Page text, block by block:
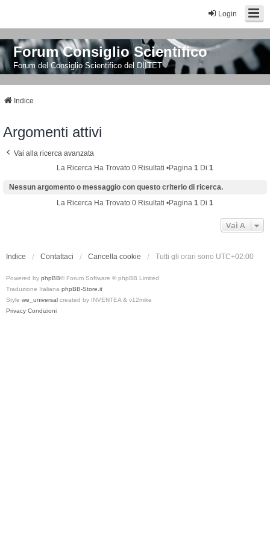
Login
Forum Consiglio Scientifico
Forum del Consiglio Scientifico del DIITET
Indice
Argomenti attivi
Vai alla ricerca avanzata
La Ricerca Ha Trovato 0 Risultati •Pagina 1 Di 1
Nessun argomento o messaggio con questo criterio di ricerca.
La Ricerca Ha Trovato 0 Risultati •Pagina 1 Di 1
Vai A
Indice Contattaci Cancella cookie Tutti gli orari sono UTC+02:00
Powered by phpBB® Forum Software © phpBB Limited
Traduzione Italiana phpBB-Store.it
Style we_universal created by INVENTEA & v12mike
Privacy Condizioni